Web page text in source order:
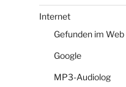
Internet
Gefunden im Web
Google
MP3-Audiolog